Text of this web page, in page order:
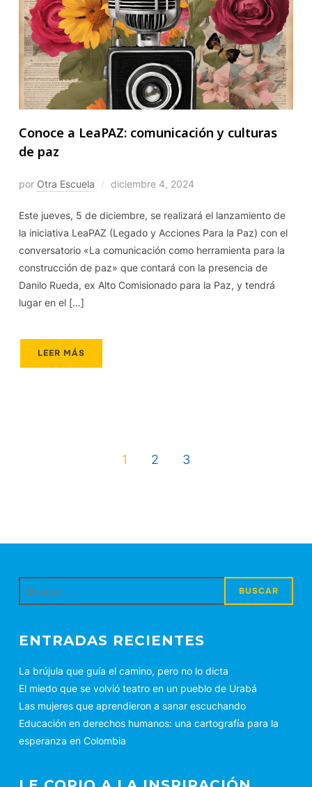
Conoce a LeaPAZ: comunicación y culturas
de paz
por Otra Escuela diciembre 4, 2024
Este jueves, 5 de diciembre, se realizará el lanzamiento de
la iniciativa LeaPAZ (Legado y Acciones Para la Paz) con el
conversatorio «La comunicación como herramienta para la
construcción de paz» que contará con la presencia de
Danilo Rueda, ex Alto Comisionado para la Paz, y tendrá
lugar en el […]
LEER MÁS
1 2 3
Buscar:
ENTRADAS RECIENTES
La brújula que guía el camino, pero no lo dicta
El miedo que se volvió teatro en un pueblo de Urabá
Las mujeres que aprendieron a sanar escuchando
Educación en derechos humanos: una cartografía para la
esperanza en Colombia